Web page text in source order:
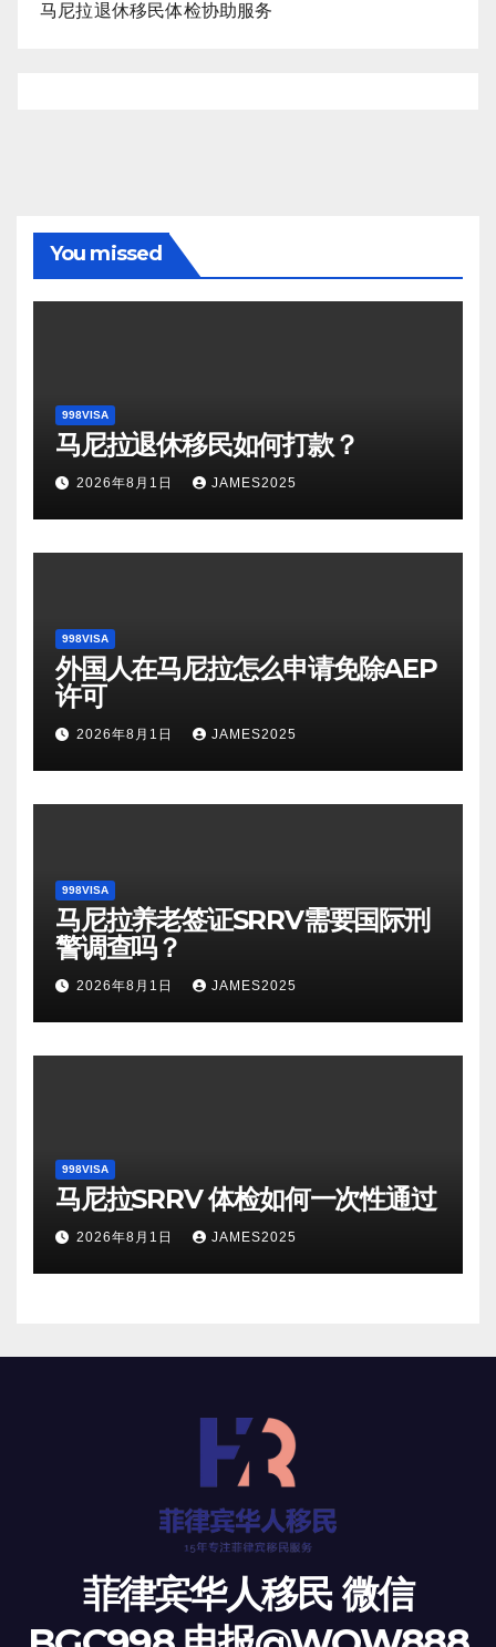
马尼拉退休移民体检协助服务
You missed
998VISA
马尼拉退休移民如何打款？
2026年8月1日 JAMES2025
998VISA
外国人在马尼拉怎么申请免除AEP
许可
2026年8月1日 JAMES2025
998VISA
马尼拉养老签证SRRV需要国际刑
警调查吗？
2026年8月1日 JAMES2025
998VISA
马尼拉SRRV 体检如何一次性通过
2026年8月1日 JAMES2025
菲律宾华人移民 微信